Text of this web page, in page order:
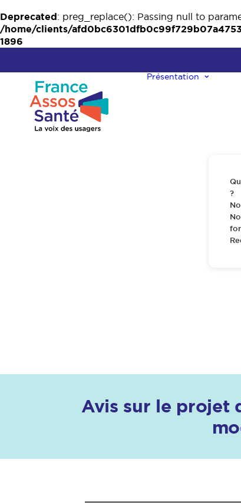
Deprecated: preg_replace(): Passing null to
/home/clients/
1896
Présentation
?
Avis sur le projet